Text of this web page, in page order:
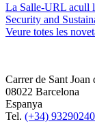
La Salle-URL acull
Security and
Veure totes les
Carrer de Sant Joan
08022 Barcelona
Espanya
Tel. (+34)